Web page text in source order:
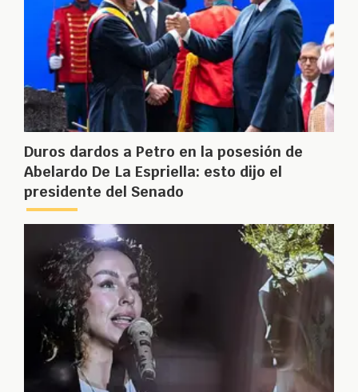
Duros dardos a Petro en la posesión de
Abelardo De La Espriella: esto dijo el
presidente del Senado